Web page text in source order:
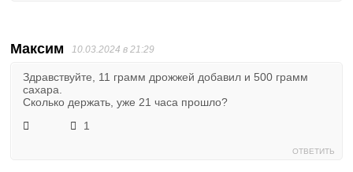
Максим 10.03.2024 в 21:29
Здравствуйте, 11 грамм дрожжей добавил и 500 грамм
сахара.
Сколько держать, уже 21 часа прошло?
1
ОТВЕТИТЬ